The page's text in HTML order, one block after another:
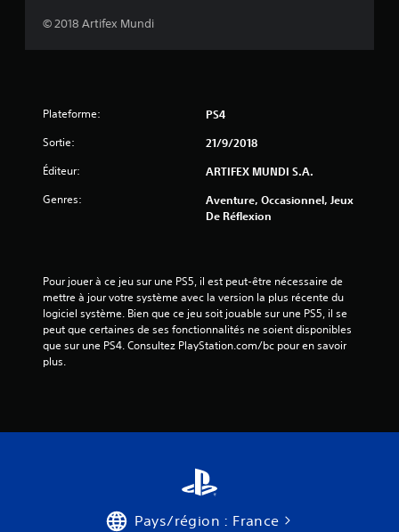
s
© 2018 Artifex Mundi
Plateforme: PS4
Sortie: 21/9/2018
Éditeur: ARTIFEX MUNDI S.A.
Genres:
Aventure, Occasionnel, Jeux
De Réflexion
Pour jouer à ce jeu sur une PS5, il est peut-être nécessaire de
mettre à jour votre système avec la version la plus récente du
logiciel système. Bien que ce jeu soit jouable sur une PS5, il se
peut que certaines de ses fonctionnalités ne soient disponibles
que sur une PS4. Consultez PlayStation.com/bc pour en savoir
plus.
Pays/région : France